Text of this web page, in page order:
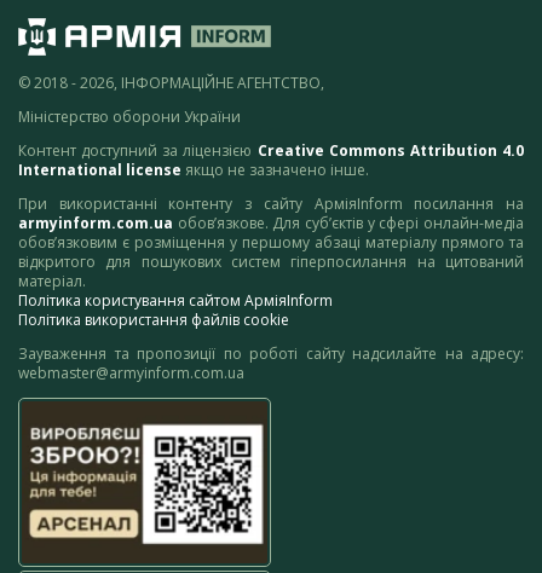
© 2018 - 2026, ІНФОРМАЦІЙНЕ АГЕНТСТВО,
Міністерство оборони України
Контент доступний за ліцензією Creative Commons Attribution 4.0
International license якщо не зазначено інше.
При використанні контенту з сайту АрміяInform посилання на
armyinform.com.ua обов’язкове. Для суб’єктів у сфері онлайн-медіа
обов’язковим є розміщення у першому абзаці матеріалу прямого та
відкритого для пошукових систем гіперпосилання на цитований
матеріал.
Політика користування сайтом АрміяInform
Політика використання файлів cookie
Зауваження та пропозиції по роботі сайту надсилайте на адресу:
webmaster@armyinform.com.ua